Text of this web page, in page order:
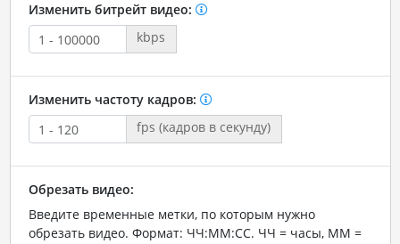
Изменить битрейт видео:
kbps
Изменить частоту кадров:
fps (кадров в секунду)
Обрезать видео:
Введите временные метки, по которым нужно
обрезать видео. Формат: ЧЧ:ММ:СС. ЧЧ = часы, ММ =